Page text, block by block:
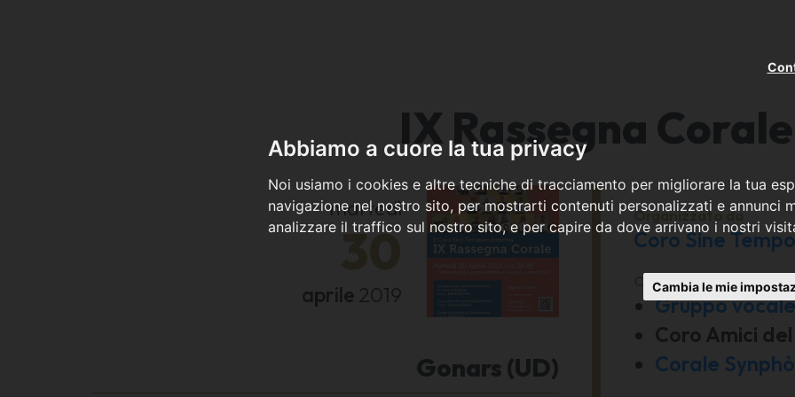
Abbiamo a cuore la tua privacy
Noi usiamo i cookies e altre tecniche di tracciamento per migliorare la tua
navigazione nel nostro sito, per mostrarti contenuti personalizzati e annunci
analizzare il traffico sul nostro sito, e per capire da dove arrivano i nostri
Cambia le mie
IX Rassegna Corale
martedì
30
aprile 2019
Gonars (UD)
Organizzato da
Coro Sine
Con la partecipazione
Gruppo
Coro Amici
Corale